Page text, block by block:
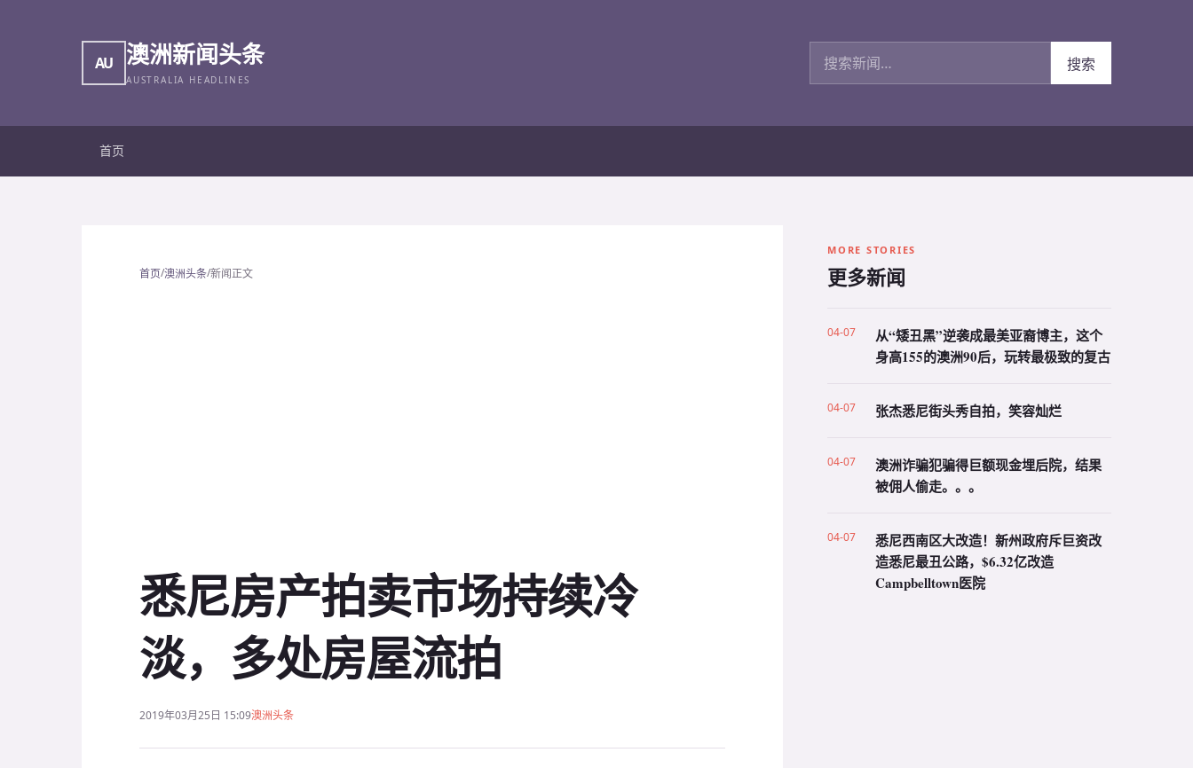
AU 澳洲新闻头条
AUSTRALIA HEADLINES
搜索新闻
搜索
首页
首页/澳洲头条/新闻正文
悉尼房产拍卖市场持续冷
淡，多处房屋流拍
2019年03月25日 15:09澳洲头条
MORE STORIES
更多新闻
04-07
从“矮丑黑”逆袭成最美亚裔博主，这个
身高155的澳洲90后，玩转最极致的复古
04-07 张杰悉尼街头秀自拍，笑容灿烂
04-07
澳洲诈骗犯骗得巨额现金埋后院，结果
被佣人偷走。。。
04-07
悉尼西南区大改造！新州政府斥巨资改
造悉尼最丑公路，$6.32亿改造
Campbelltown医院